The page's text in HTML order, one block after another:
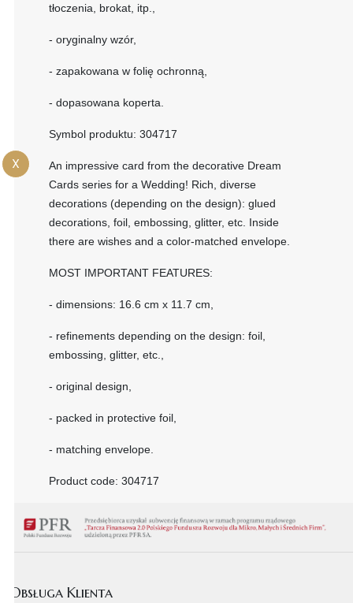
X
tłoczenia, brokat, itp.,
- oryginalny wzór,
- zapakowana w folię ochronną,
- dopasowana koperta.
Symbol produktu: 304717
An impressive card from the decorative Dream
Cards series for a Wedding! Rich, diverse
decorations (depending on the design): glued
decorations, foil, embossing, glitter, etc. Inside
there are wishes and a color-matched envelope.
MOST IMPORTANT FEATURES:
- dimensions: 16.6 cm x 11.7 cm,
- refinements depending on the design: foil,
embossing, glitter, etc.,
- original design,
- packed in protective foil,
- matching envelope.
Product code: 304717
Obsługa Klienta